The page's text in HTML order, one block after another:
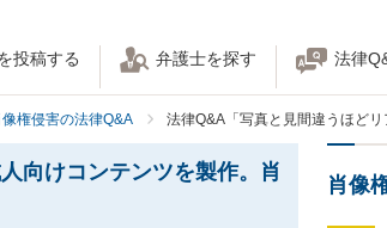
投稿する 弁護士を探す 法律
像権侵害の法律Q&A 法律Q&A「写真と見間違うほど
向けコンテンツを製作。肖
肖像